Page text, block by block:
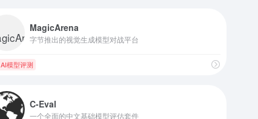
MagicArena
字节推出的视觉生成模型对战平台
AI模型评测
C-Eval
一个全面的中文基础模型评估套件